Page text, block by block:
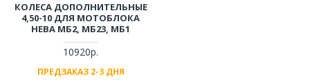
КОЛЕСА ДОПОЛНИТЕЛЬНЫЕ
4,50-10 ДЛЯ МОТОБЛОКА
НЕВА МБ2, МБ23, МБ1
10920р.
ПРЕДЗАКАЗ 2-3 ДНЯ